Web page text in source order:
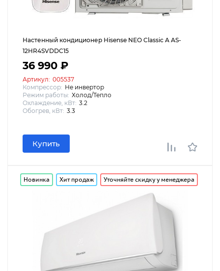
Настенный кондиционер Hisense NEO Classic A AS-
12HR4SVDDC15
36 990 ₽
Артикул: 005537
Компрессор: Не инвертор
Режим работы: Холод/Тепло
Охлаждение, кВт: 3.2
Обогрев, кВт: 3.3
Купить
Новинка Хит продаж Уточняйте скидку у менеджера